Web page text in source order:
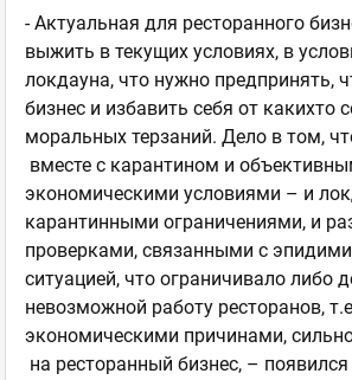
- Актуальная для ресторанного
выжить в текущих условиях, в
локдауна, что нужно предпринять,
бизнес и избавить себя от какихто
моральных терзаний. Дело в том,
вместе с карантином и
экономическими условиями – и
карантинными ограничениями, и
проверками, связанными с
ситуацией, что ограничивало либо
невозможной работу ресторанов,
экономическими причинами,
на ресторанный бизнес, –